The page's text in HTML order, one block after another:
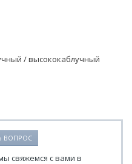
/ высококаблучный
ВОПРОС
свяжемся с вами в